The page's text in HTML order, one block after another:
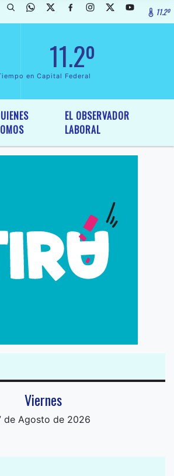
por Ordenanza NÂº 6236/19 del 11.2º
11.2º
en Capital Federal
EL OBSERVADOR
LABORAL
Viernes
de Agosto de 2026